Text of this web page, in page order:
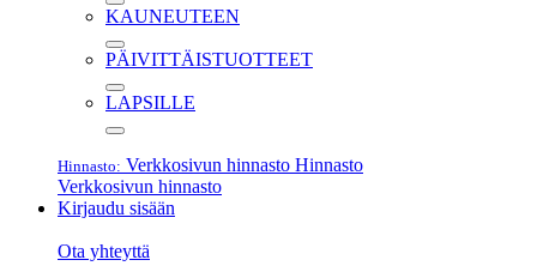
KAUNEUTEEN
PÄIVITTÄISTUOTTEET
LAPSILLE
Hinnasto: Verkkosivun hinnasto Hinnasto
Verkkosivun hinnasto
Kirjaudu sisään
Ota yhteyttä